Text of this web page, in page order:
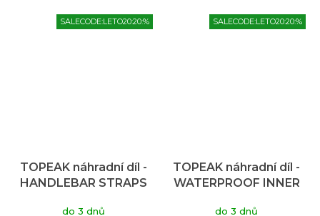
SALECODE:LETO20:20:%
TOPEAK náhradní díl -
HANDLEBAR STRAPS
do 3 dnů
SALECODE:LETO20:20:%
TOPEAK náhradní díl -
WATERPROOF INNER
do 3 dnů